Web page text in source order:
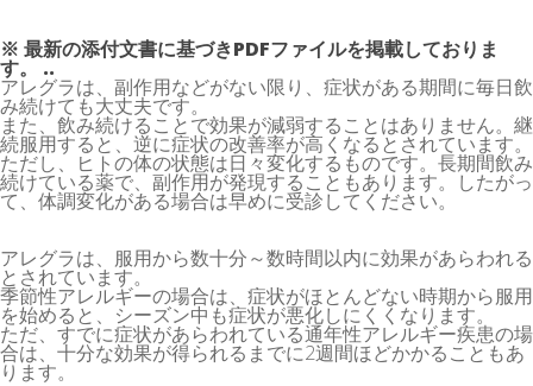
※ 最新の添付文書に基づきPDFファイルを掲載しておりま
す。 ..
アレグラは、副作用などがない限り、症状がある期間に毎日飲
み続けても大丈夫です。
また、飲み続けることで効果が減弱することはありません。継
続服用すると、逆に症状の改善率が高くなるとされています。
ただし、ヒトの体の状態は日々変化するものです。長期間飲み
続けている薬で、副作用が発現することもあります。したがっ
て、体調変化がある場合は早めに受診してください。
アレグラは、服用から数十分～数時間以内に効果があらわれる
とされています。
季節性アレルギーの場合は、症状がほとんどない時期から服用
を始めると、シーズン中も症状が悪化しにくくなります。
ただ、すでに症状があらわれている通年性アレルギー疾患の場
合は、十分な効果が得られるまでに2週間ほどかかることもあ
ります。